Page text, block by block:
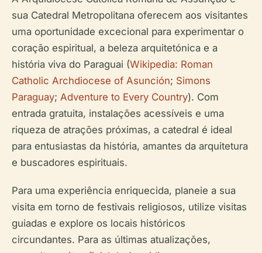
sua Catedral Metropolitana oferecem aos visitantes
uma oportunidade excecional para experimentar o
coração espiritual, a beleza arquitetónica e a
história viva do Paraguai (Wikipedia: Roman
Catholic Archdiocese of Asunción; Simons
Paraguay; Adventure to Every Country). Com
entrada gratuita, instalações acessíveis e uma
riqueza de atrações próximas, a catedral é ideal
para entusiastas da história, amantes da arquitetura
e buscadores espirituais.
Para uma experiência enriquecida, planeie a sua
visita em torno de festivais religiosos, utilize visitas
guiadas e explore os locais históricos
circundantes. Para as últimas atualizações,